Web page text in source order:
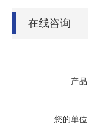
在线咨询
产
您的单